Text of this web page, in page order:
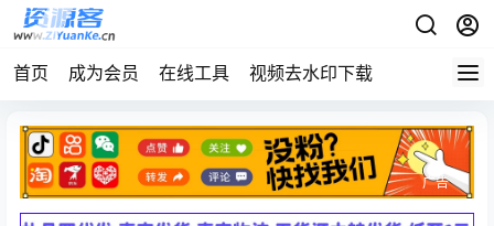
首页 成为会员 在线工具 视频去水印下载
广告